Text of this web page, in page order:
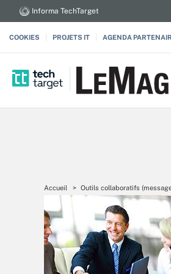
Informa TechTarget
COOKIES PROJETS IT AGENDA
Accueil Outils collaboratifs